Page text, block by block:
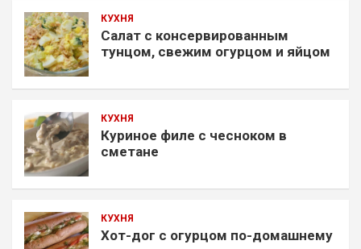
КУХНЯ
Салат с консервированным
тунцом, свежим огурцом и яйцом
КУХНЯ
Куриное филе с чесноком в
сметане
КУХНЯ
Хот-дог с огурцом по-домашнему